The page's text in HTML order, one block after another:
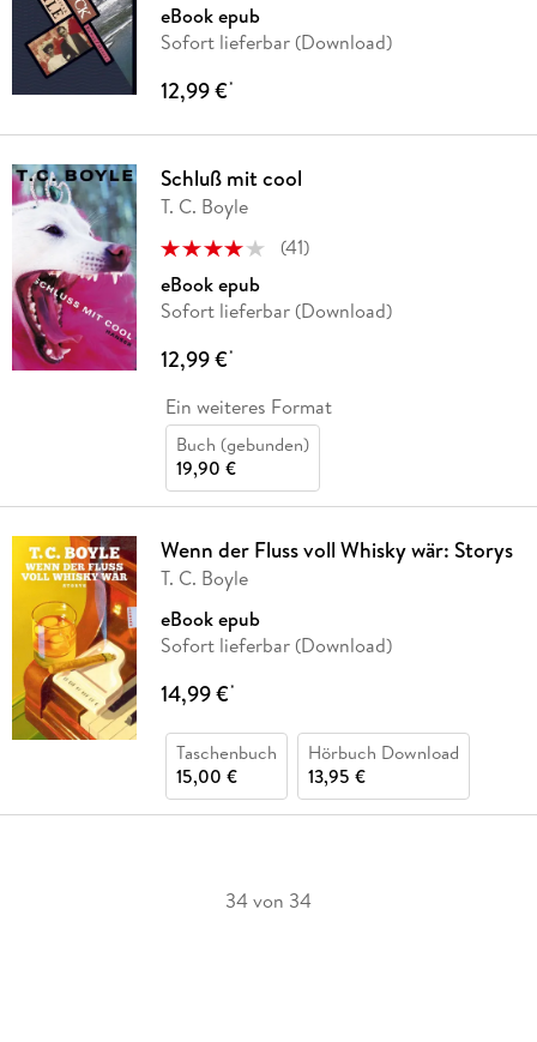
eBook epub
Sofort lieferbar (Download)
12,99 €*
Schluß mit cool
T. C. Boyle
(41)
eBook epub
Sofort lieferbar (Download)
12,99 €*
Ein weiteres Format
Buch (gebunden)
19,90 €
Wenn der Fluss voll Whisky wär: Storys
T. C. Boyle
eBook epub
Sofort lieferbar (Download)
14,99 €*
Taschenbuch
15,00 €
Hörbuch Download
13,95 €
34 von 34